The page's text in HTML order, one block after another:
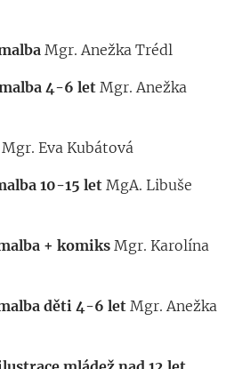
Mgr. Anežka Trédl
4-6 let Mgr. Anežka
Mgr. Eva Kubátová
10-15 let MgA. Libuše
+ komiks Mgr. Karolína
děti 4-6 let Mgr. Anežka